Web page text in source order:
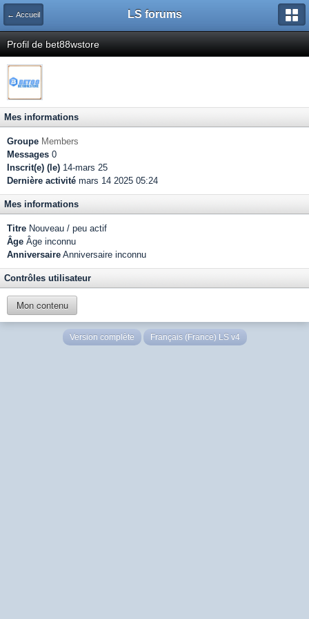
← Accueil LS forums
Profil de bet88wstore
Mes informations
Groupe Members
Messages 0
Inscrit(e) (le) 14-mars 25
Dernière activité mars 14 2025 05:24
Mes informations
Titre Nouveau / peu actif
Âge Âge inconnu
Anniversaire Anniversaire inconnu
Contrôles utilisateur
Mon contenu
Version complète Français (France) LS v4